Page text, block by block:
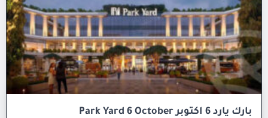
بارك يارد 6 اكتوبر Park Yard 6 October